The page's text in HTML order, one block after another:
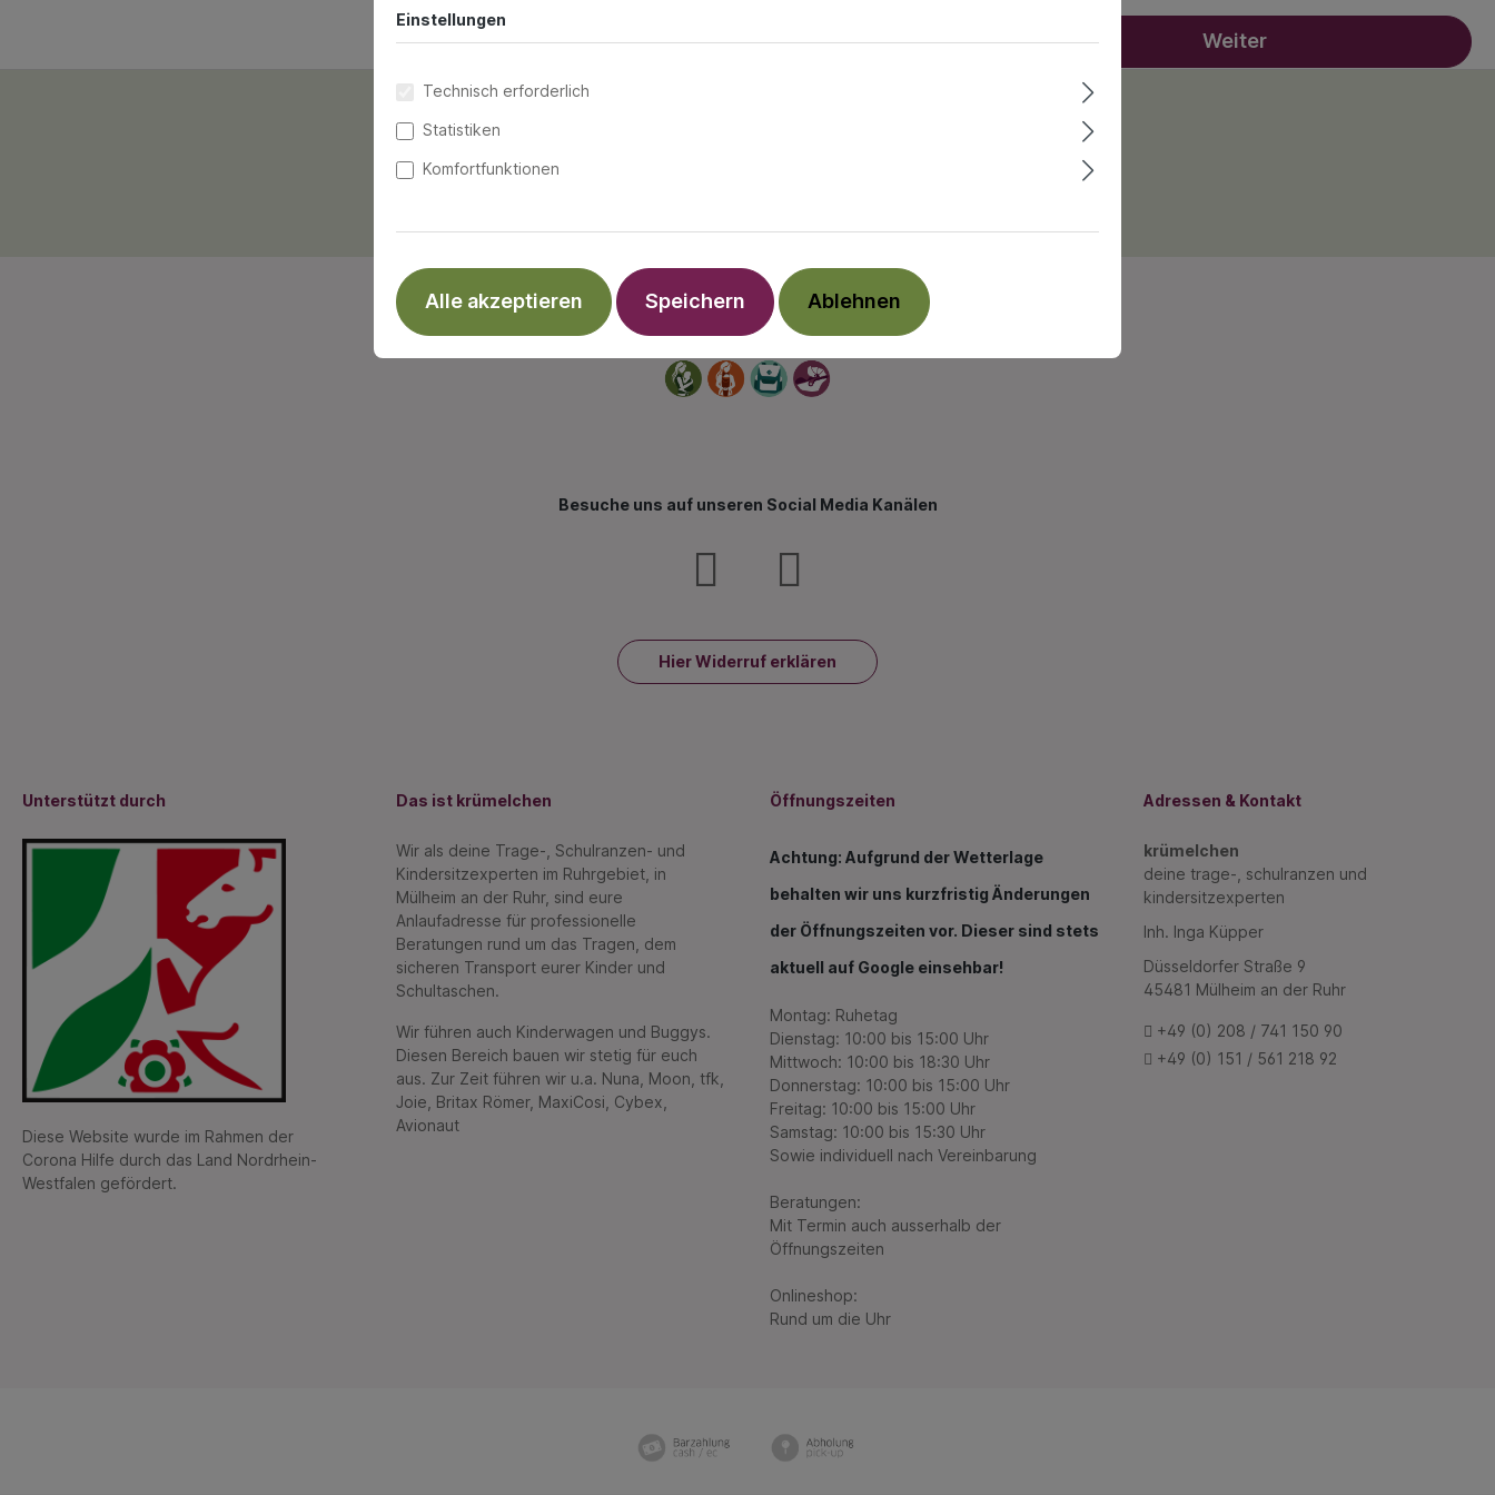
Weiter
Wir stellen ein. Bewirb Dich für einen
Besuche uns auf unseren Social Media Kanälen
Hier Widerruf erklären
Unterstützt durch
Diese Website wurde im Rahmen der
Corona Hilfe durch das Land Nordrhein-
Westfalen gefördert.
Das ist krümelchen
Wir als deine Trage-, Schulranzen- und
Kindersitzexperten im Ruhrgebiet, in
Mülheim an der Ruhr, sind eure
Anlaufadresse für professionelle
Beratungen rund um das Tragen, dem
sicheren Transport eurer Kinder und
Schultaschen.
Wir führen auch Kinderwagen und Buggys.
Diesen Bereich bauen wir stetig für euch
aus. Zur Zeit führen wir u.a. Nuna, Moon, tfk,
Joie, Britax Römer, MaxiCosi, Cybex,
Avionaut
Öffnungszeiten
Achtung: Aufgrund der Wetterlage
behalten wir uns kurzfristig Änderungen
der Öffnungszeiten vor. Dieser sind stets
aktuell auf Google einsehbar!
Montag: Ruhetag
Dienstag: 10:00 bis 15:00 Uhr
Mittwoch: 10:00 bis 18:30 Uhr
Donnerstag: 10:00 bis 15:00 Uhr
Freitag: 10:00 bis 15:00 Uhr
Samstag: 10:00 bis 15:30 Uhr
Sowie individuell nach Vereinbarung
Beratungen:
Mit Termin auch ausserhalb der
Öffnungszeiten
Onlineshop:
Rund um die Uhr
Adressen & Kontakt
krümelchen
deine trage-, schulranzen und
kindersitzexperten
Inh. Inga Küpper
Düsseldorfer Straße 9
45481 Mülheim an der Ruhr
+49 (0) 208 / 741 150 90
+49 (0) 151 / 561 218 92
Einstellungen
Technisch erforderlich
Statistiken
Komfortfunktionen
Alle akzeptieren Speichern Ablehnen